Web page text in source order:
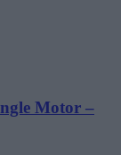
Motor –